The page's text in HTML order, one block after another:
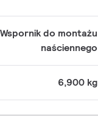
Wspornik do montażu
naściennego
6,900 kg